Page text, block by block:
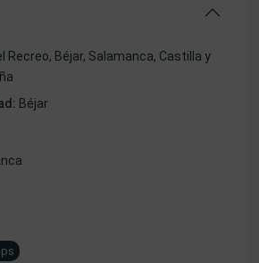
Recreo, Béjar, Salamanca, Castilla y
Béjar